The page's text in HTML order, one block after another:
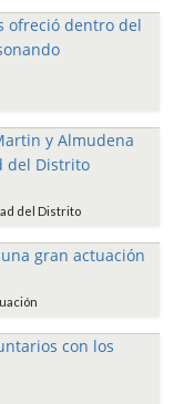
del Distrito